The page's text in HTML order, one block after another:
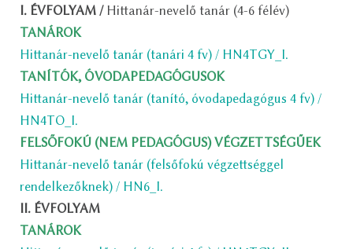
I. ÉVFOLYAM / Hittanár-nevelő tanár (4-6 félév)
TANÁROK
Hittanár-nevelő tanár (tanári 4 fv) / HN4TGY_I.
TANÍTÓK, ÓVODAPEDAGÓGUSOK
Hittanár-nevelő tanár (tanító, óvodapedagógus 4 fv) /
HN4TO_I.
FELSŐFOKÚ (NEM PEDAGÓGUS) VÉGZETTSÉGŰEK
Hittanár-nevelő tanár (felsőfokú végzettséggel
rendelkezőknek) / HN6_I.
II. ÉVFOLYAM
TANÁROK